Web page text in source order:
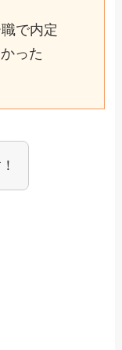
で内定
った